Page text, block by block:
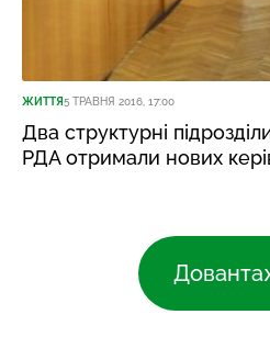
ЖИТТЯ5 ТРАВНЯ 2016, 17:00
Два структурні
РДА отримали нових